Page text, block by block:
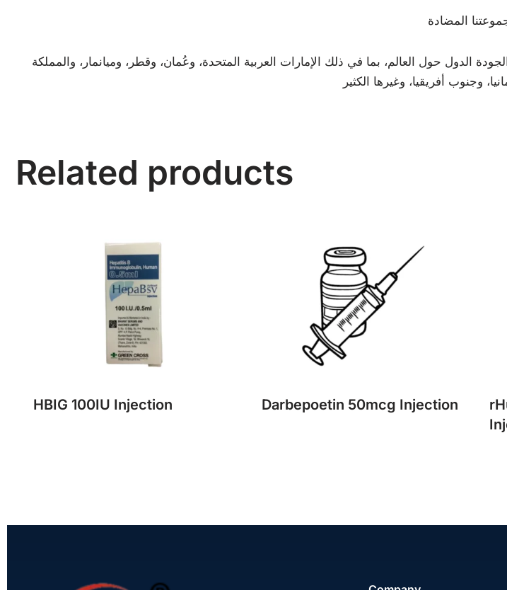
الدول حول العالم، بما في ذلك الإمارات العربية المتحدة، وعُمان، وقطر، وميانمار، والمملكة
Related products
HBIG 100IU Injection Darbepoetin 50mcg Injection